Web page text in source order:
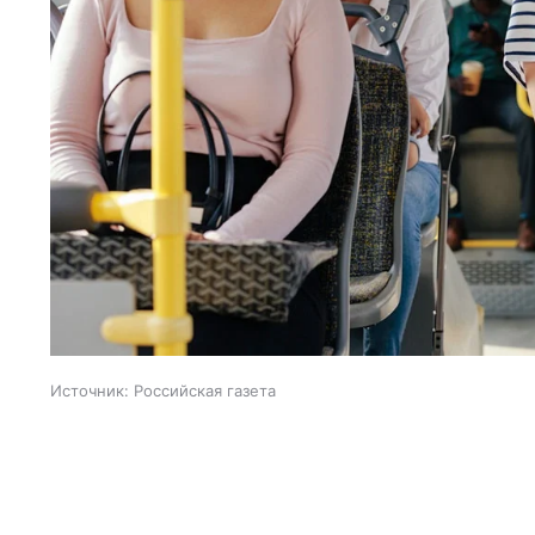
Источник: Российская газета